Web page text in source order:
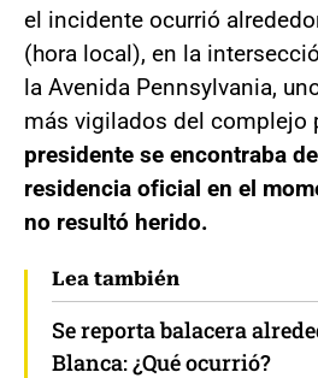
el incidente ocurrió
(hora local), en la
la Avenida Pennsylvania,
más vigilados del complejo
presidente se encontraba
residencia oficial en el
no resultó herido.
Lea también
Se reporta balacera
Blanca: ¿Qué ocurrió?